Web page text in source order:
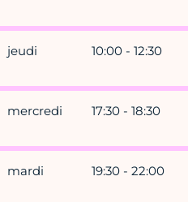
jeudi 10:00 - 12:30
mercredi 17:30 - 18:30
mardi 19:30 - 22:00